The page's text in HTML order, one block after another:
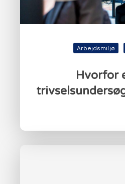
Arbejdsmiljø
Hvorfor